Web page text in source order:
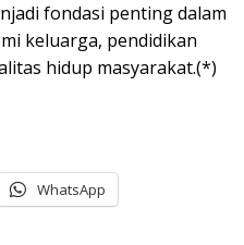
fondasi penting dalam
keluarga, pendidikan
hidup masyarakat.(*)
WhatsApp